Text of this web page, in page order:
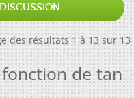
des résultats 1 à 13 sur 13
de tan